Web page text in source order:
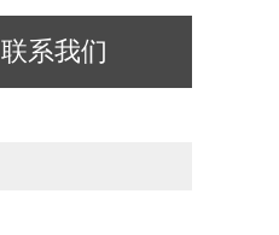
联系我们